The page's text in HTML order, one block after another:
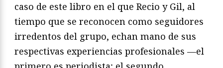
caso de este libro en el que Recio y Gil, al
tiempo que se reconocen como seguidores
irredentos del grupo, echan mano de sus
respectivas experiencias profesionales —el